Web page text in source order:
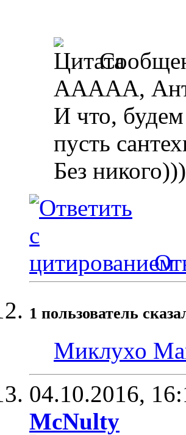
ААААА,
И что,
пусть
Без никого)))
1 пользователь
Миклухо
04.10.2016,
McNulty